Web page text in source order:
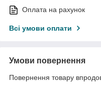
Оплата на рахунок
Всі умови оплати
Умови повернення
Повернення товару